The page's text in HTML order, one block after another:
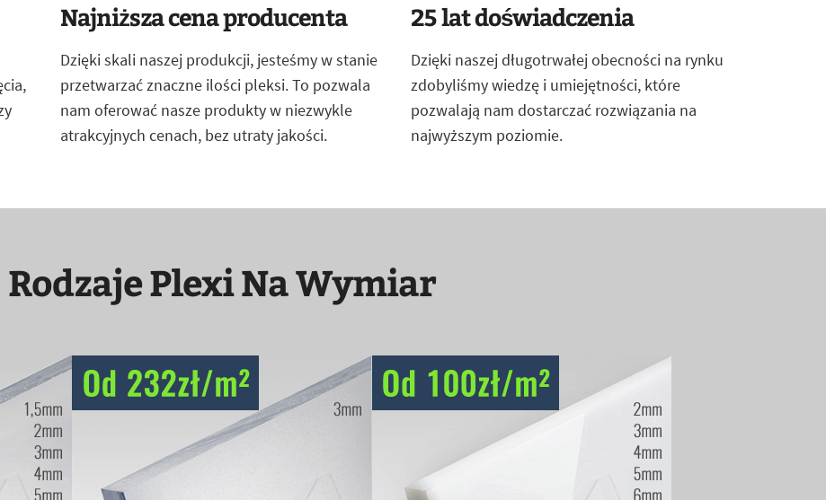
Najniższa cena producenta
Dzięki skali naszej produkcji, jesteśmy w stanie
przetwarzać znaczne ilości pleksi. To pozwala
nam oferować nasze produkty w niezwykle
atrakcyjnych cenach, bez utraty jakości.
25 lat doświadczenia
Dzięki naszej długotrwałej obecności na rynku
zdobyliśmy wiedzę i umiejętności, które
pozwalają nam dostarczać rozwiązania na
najwyższym poziomie.
Rodzaje Plexi Na Wymiar